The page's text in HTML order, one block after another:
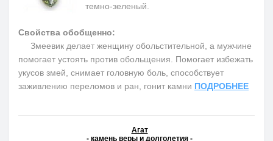
темно-зеленый.
Свойства обобщенно:
Змеевик делает женщину обольстительной, а мужчине
помогает устоять против обольщения. Помогает избежать
укусов змей, снимает головную боль, способствует
заживлению переломов и ран, гонит камни ПОДРОБНЕЕ
Агат
- камень веры и долголетия -